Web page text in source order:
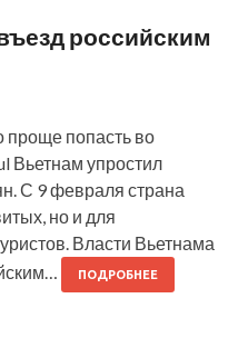
российским
проще попасть во
Вьетнам упростил
С 9 февраля страна
но и для
Власти Вьетнама
ПОДРОБНЕЕ